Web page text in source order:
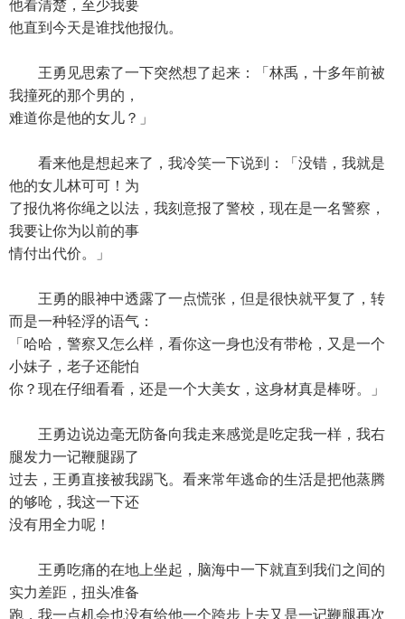
他看清楚，至少我要
他直到今天是谁找他报仇。
王勇见思索了一下突然想了起来：「林禹，十多年前被
我撞死的那个男的，
难道你是他的女儿？」
看来他是想起来了，我冷笑一下说到：「没错，我就是
他的女儿林可可！为
了报仇将你绳之以法，我刻意报了警校，现在是一名警察，
我要让你为以前的事
情付出代价。」
王勇的眼神中透露了一点慌张，但是很快就平复了，转
而是一种轻浮的语气：
「哈哈，警察又怎么样，看你这一身也没有带枪，又是一个
小妹子，老子还能怕
你？现在仔细看看，还是一个大美女，这身材真是棒呀。」
王勇边说边毫无防备向我走来感觉是吃定我一样，我右
腿发力一记鞭腿踢了
过去，王勇直接被我踢飞。看来常年逃命的生活是把他蒸腾
的够呛，我这一下还
没有用全力呢！
王勇吃痛的在地上坐起，脑海中一下就直到我们之间的
实力差距，扭头准备
跑，我一点机会也没有给他一个跨步上去又是一记鞭腿再次